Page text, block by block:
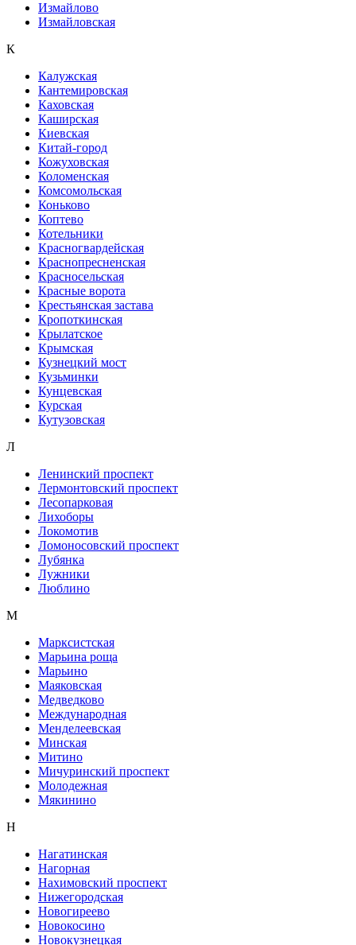
Измайлово
Измайловская
К
Калужская
Кантемировская
Каховская
Каширская
Киевская
Китай-город
Кожуховская
Коломенская
Комсомольская
Коньково
Коптево
Котельники
Красногвардейская
Краснопресненская
Красносельская
Красные ворота
Крестьянская застава
Кропоткинская
Крылатское
Крымская
Кузнецкий мост
Кузьминки
Кунцевская
Курская
Кутузовская
Л
Ленинский проспект
Лермонтовский проспект
Лесопарковая
Лихоборы
Локомотив
Ломоносовский проспект
Лубянка
Лужники
Люблино
М
Марксистская
Марьина роща
Марьино
Маяковская
Медведково
Международная
Менделеевская
Минская
Митино
Мичуринский проспект
Молодежная
Мякинино
Н
Нагатинская
Нагорная
Нахимовский проспект
Нижегородская
Новогиреево
Новокосино
Новокузнецкая